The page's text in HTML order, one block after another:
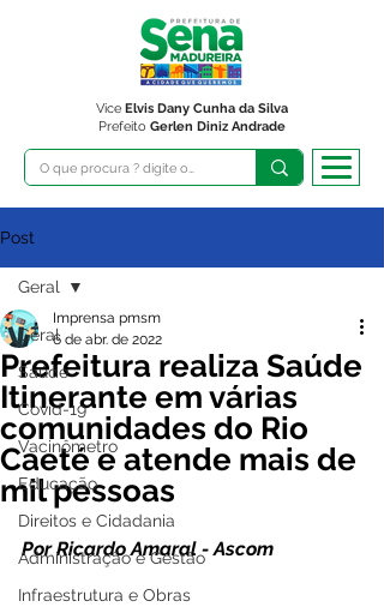
Prefeito Gerlen Diniz Andrade
Vice Elvis Dany Cunha da Silva
Post
Geral
Saúde
Covid-19
Vacinômetro
Educação
Direitos e Cidadania
Administração e Gestão
Infraestrutura e Obras
Geral
Prefeitura realiza Saúde
Itinerante em várias
comunidades do Rio
Caeté e atende mais de
mil pessoas
Imprensa pmsm
6 de abr. de 2022
Por Ricardo Amaral - Ascom